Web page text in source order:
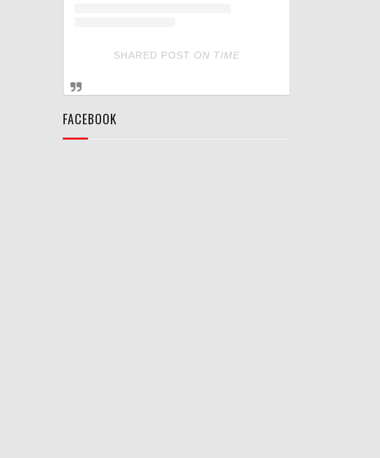
SHARED POST ON TIME
FACEBOOK